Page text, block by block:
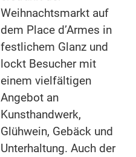
Weihnachtsmarkt auf
dem Place d’Armes in
festlichem Glanz und
lockt Besucher mit
einem vielfältigen
Angebot an
Kunsthandwerk,
Glühwein, Gebäck und
Unterhaltung. Auch der